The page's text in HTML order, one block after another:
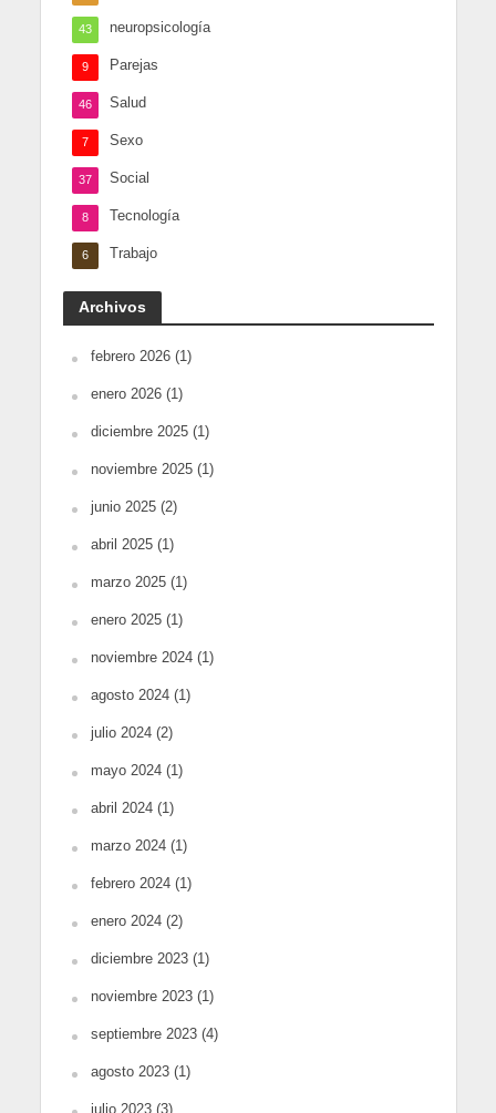
neuropsicología
43
Parejas
9
Salud
46
Sexo
7
Social
37
Tecnología
8
Trabajo
6
Archivos
febrero 2026(1)
enero 2026(1)
diciembre 2025(1)
noviembre 2025(1)
junio 2025(2)
abril 2025(1)
marzo 2025(1)
enero 2025(1)
noviembre 2024(1)
agosto 2024(1)
julio 2024(2)
mayo 2024(1)
abril 2024(1)
marzo 2024(1)
febrero 2024(1)
enero 2024(2)
diciembre 2023(1)
noviembre 2023(1)
septiembre 2023(4)
agosto 2023(1)
julio 2023(3)